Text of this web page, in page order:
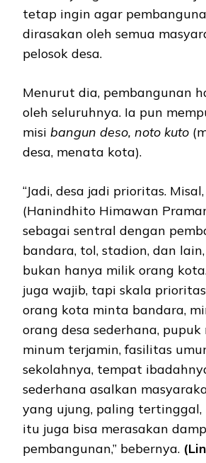
tetap ingin agar
dirasakan oleh semua
pelosok desa.
Menurut dia, pembangunan
oleh seluruhnya. Ia pun
misi bangun deso, noto kuto
desa, menata kota).
“Jadi, desa jadi prioritas.
(Hanindhito Himawan
sebagai sentral dengan
bandara, tol, stadion, dan
bukan hanya milik orang
juga wajib, tapi skala
orang kota minta bandara,
orang desa sederhana, pupuk
minum terjamin, fasilitas
sekolahnya, tempat
sederhana asalkan
yang ujung, paling
itu juga bisa merasakan
pembangunan,” bebernya.